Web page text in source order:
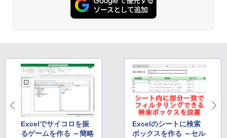
Excelでサイコロを振
るゲームを作る ～簡略
Excelのシートに検索
ボックスを作る ～セル